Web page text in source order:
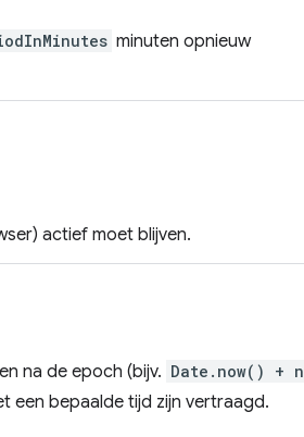
minuten opnieuw
actief moet blijven.
na de epoch (bijv. Date.now() + n
een bepaalde tijd zijn vertraagd.